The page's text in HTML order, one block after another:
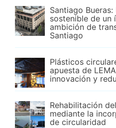
Santiago
sostenible de un
ambición de
Santiago
Plásticos
apuesta de
innovación y
Rehabilitación
mediante la
de circularidad